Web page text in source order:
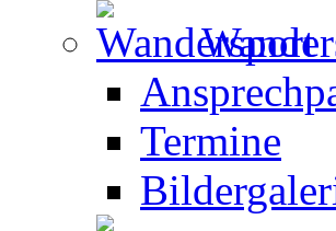
Termine